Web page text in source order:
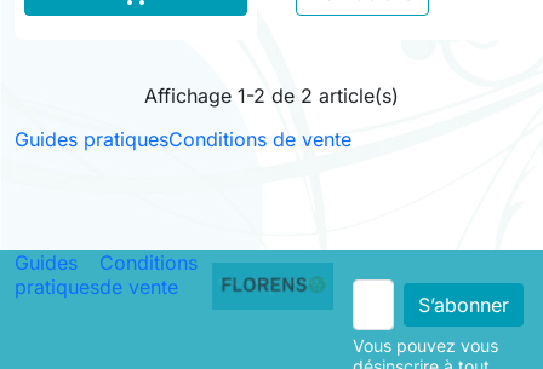
Affichage 1-2 de 2 article(s)
Guides pratiquesConditions de vente
Guides
pratiques
Conditions
de vente
Vous pouvez vous